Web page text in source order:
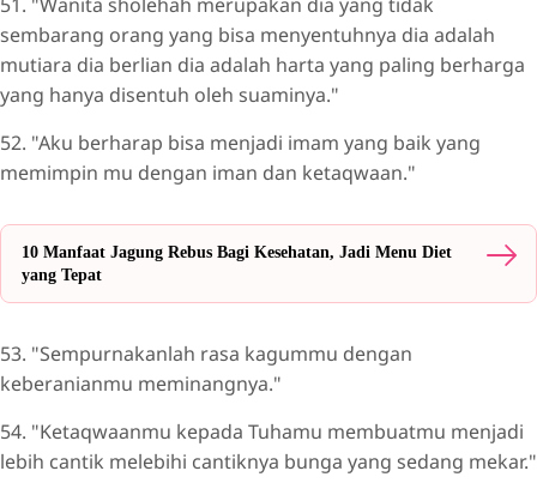
sembarang orang yang bisa menyentuhnya dia adalah
mutiara dia berlian dia adalah harta yang paling berharga
yang hanya disentuh oleh suaminya."
52. "Aku berharap bisa menjadi imam yang baik yang
memimpin mu dengan iman dan ketaqwaan."
10 Manfaat Jagung Rebus Bagi Kesehatan, Jadi Menu Diet
yang Tepat
53. "Sempurnakanlah rasa kagummu dengan
keberanianmu meminangnya."
54. "Ketaqwaanmu kepada Tuhamu membuatmu menjadi
lebih cantik melebihi cantiknya bunga yang sedang mekar."